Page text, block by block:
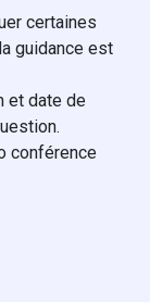
certaines
guidance est
et date de
conférence